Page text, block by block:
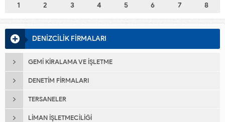
1 2 3 4 5 6 7 8
DENİZCİLİK FİRMALARI
GEMI KIRALAMA VE İŞLETME
DENETIM FIRMALARI
TERSANELER
LIMAN İŞLETMECILIĞI